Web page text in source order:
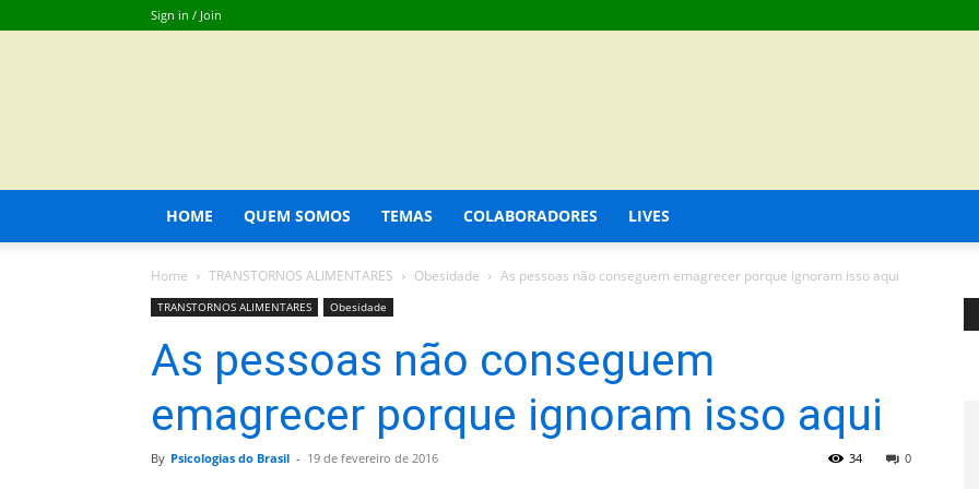
Sign in / Join
HOME QUEM SOMOS TEMAS COLABORADORES LIVES
Home TRANSTORNOS ALIMENTARES Obesidade As pessoas não conseguem emagrecer porque ignoram isso aqui
TRANSTORNOS ALIMENTARES Obesidade
As pessoas não conseguem
emagrecer porque ignoram isso aqui
By Psicologias do Brasil - 19 de fevereiro de 2016 0
34